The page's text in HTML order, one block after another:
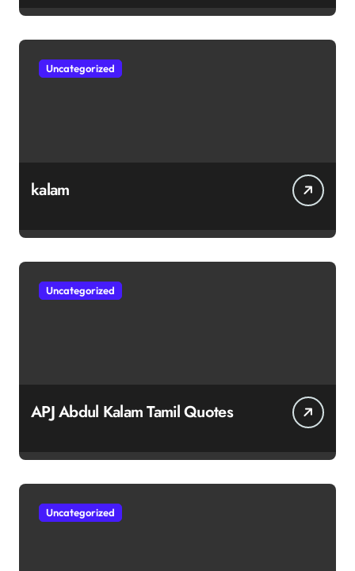
ஊக்கமளிக்கும் வாசகங்கள்
Uncategorized
kalam
Uncategorized
APJ Abdul Kalam Tamil Quotes
Uncategorized